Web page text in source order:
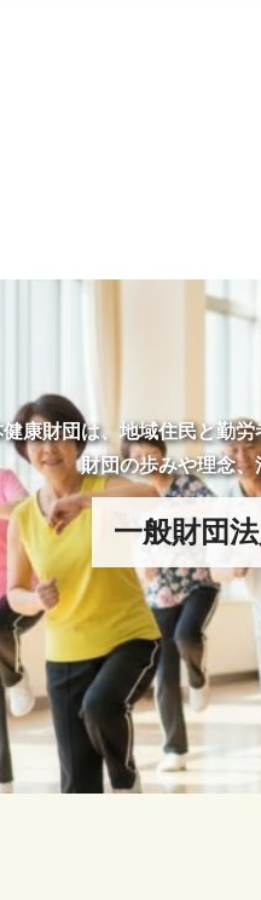
康財団は、地域住民と勤
財団の歩みや理念、
一般財団